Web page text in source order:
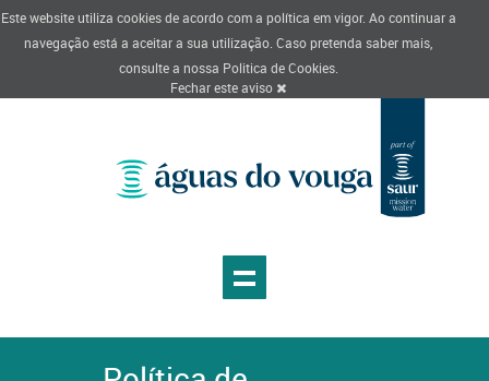
Este website utiliza cookies de acordo com a política em vigor. Ao continuar a
navegação está a aceitar a sua utilização. Caso pretenda saber mais,
consulte a nossa Politica de Cookies.
Fechar este aviso